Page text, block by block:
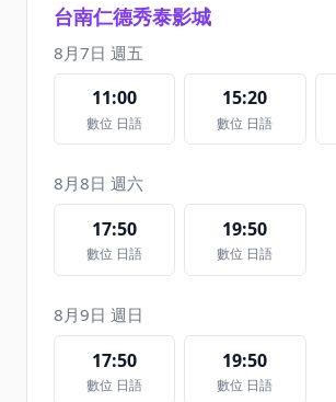
台南仁德秀泰影城
8月7日 週五
11:00
數位 日語
15:20
數位 日語
8月8日 週六
17:50
數位 日語
19:50
數位 日語
8月9日 週日
17:50
數位 日語
19:50
數位 日語